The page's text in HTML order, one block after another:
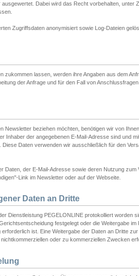
Dabei wird das Recht vorbehalten, unter
Zugriffsdaten anonymisiert sowie Log-Dateien
zukommen lassen, werden ihre Angaben aus dem
der Anfrage und für den Fall von
Newsletter beziehen möchten, benötigen wir von
Inhaber der angegebenen E-Mail-Adresse sind und
Daten verwenden wir ausschließlich für den
Daten, der E-Mail-Adresse sowie deren Nutzung
Link im Newsletter oder auf der Webseite.
Daten an Dritte
Dienstleistung PEGELONLINE protokolliert worden
festgelegt oder die Weitergabe
ist. Eine Weitergabe der Daten an Dritte
oder zu kommerziellen Zwecken